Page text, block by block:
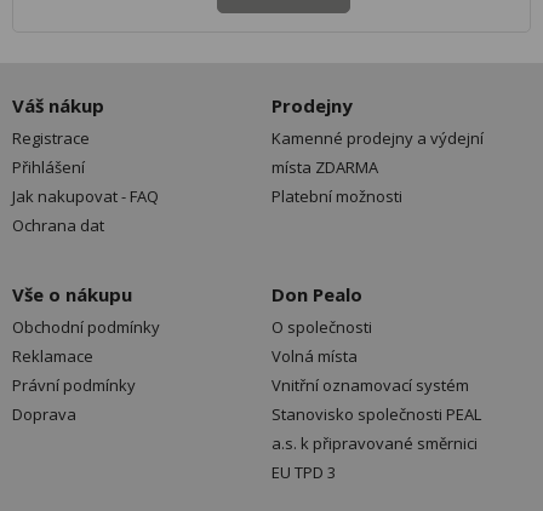
Váš nákup
Registrace
Přihlášení
Jak nakupovat - FAQ
Ochrana dat
Prodejny
Kamenné prodejny a výdejní
místa ZDARMA
Platební možnosti
Vše o nákupu
Obchodní podmínky
Reklamace
Právní podmínky
Doprava
Don Pealo
O společnosti
Volná místa
Vnitřní oznamovací systém
Stanovisko společnosti PEAL
a.s. k připravované směrnici
EU TPD 3